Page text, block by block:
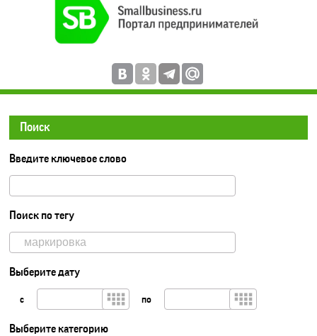
Поиск
Введите ключевое слово
Поиск по тегу
Выберите дату
с по
Выберите категорию